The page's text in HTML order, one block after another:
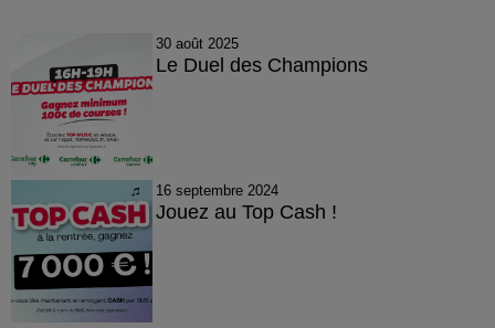
30 août 2025
Le Duel des Champions
16 septembre 2024
Jouez au Top Cash !